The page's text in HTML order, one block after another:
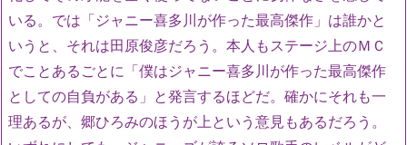
いる。では「ジャニー喜多川が作った最高傑作」は誰かと
いうと、それは田原俊彦だろう。本人もステージ上のＭＣ
でことあるごとに「僕はジャニー喜多川が作った最高傑作
としての自負がある」と発言するほどだ。確かにそれも一
理あるが、郷ひろみのほうが上という意見もあるだろう。